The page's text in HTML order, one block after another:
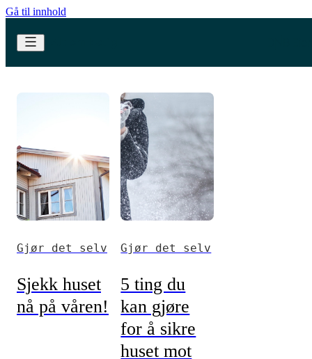
Gå til innhold
Gjør det selv
Sjekk huset
nå på våren!
Gjør det selv
5 ting du
kan gjøre
for å sikre
huset mot